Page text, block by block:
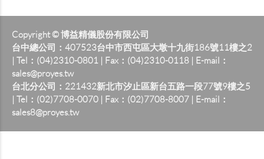
Copyright © 博益精儀股份有限公司
台中總公司：407523台中市西屯區大墩十九街186號11樓之2
| Tel：(04)2310-0801 | Fax：(04)2310-0118 | E-mail：
sales@proyes.tw
台北分公司：221432新北市汐止區新台五路一段77號9樓之5
| Tel：(02)7708-0070 | Fax：(02)7708-8007 | E-mail：
sales8@proyes.tw